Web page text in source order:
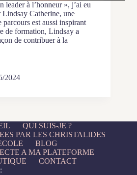
leader à l’honneur », j’ai eu
Catherine, une
est aussi inspirant
de formation, Lindsay a
de contribuer à la
2024
QUI SUIS-JE ?
PAR LES CHRISTALIDES
BLOG
A MA PLATEFORME
CONTACT
: